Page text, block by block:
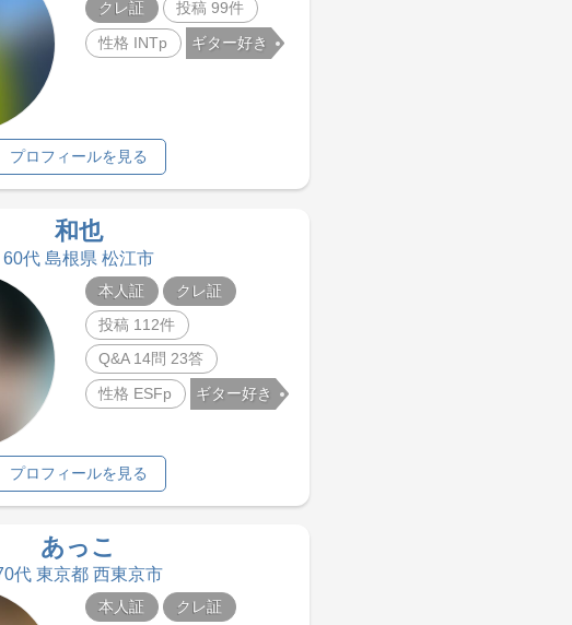
クレ証
投稿 99件
性格 INTp
ギター好き
プロフィールを見る
和也
60代 島根県 松江市
本人証
クレ証
投稿 112件
Q&A 14問 23答
性格 ESFp
ギター好き
プロフィールを見る
あっこ
代 東京都 西東京市
本人証
クレ証